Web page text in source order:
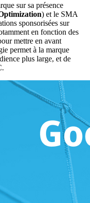
sur sa présence
) et le SMA
sponsorisées sur
en fonction des
mettre en avant
permet à la marque
plus large, et de